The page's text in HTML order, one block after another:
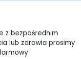
z bezpośrednim
lub zdrowia prosimy